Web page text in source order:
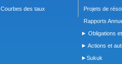
Courbes des taux
Projets de
Rapports
► Obligations
► Actions et
►Sukuk